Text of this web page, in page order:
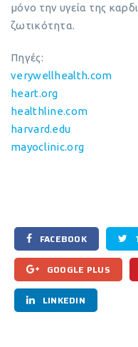
μόνο την υγεία της
ζωτικότητα.
Πηγές:
verywellhealth.com
heart.org
healthline.com
harvard.edu
mayoclinic.org
FACEBOOK
GOOGLE PLUS
LINKEDIN